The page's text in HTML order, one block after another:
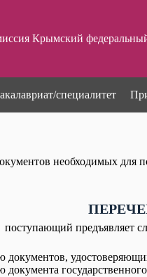
Крымский
специалитет
необходимых для
поступающий предъявляет